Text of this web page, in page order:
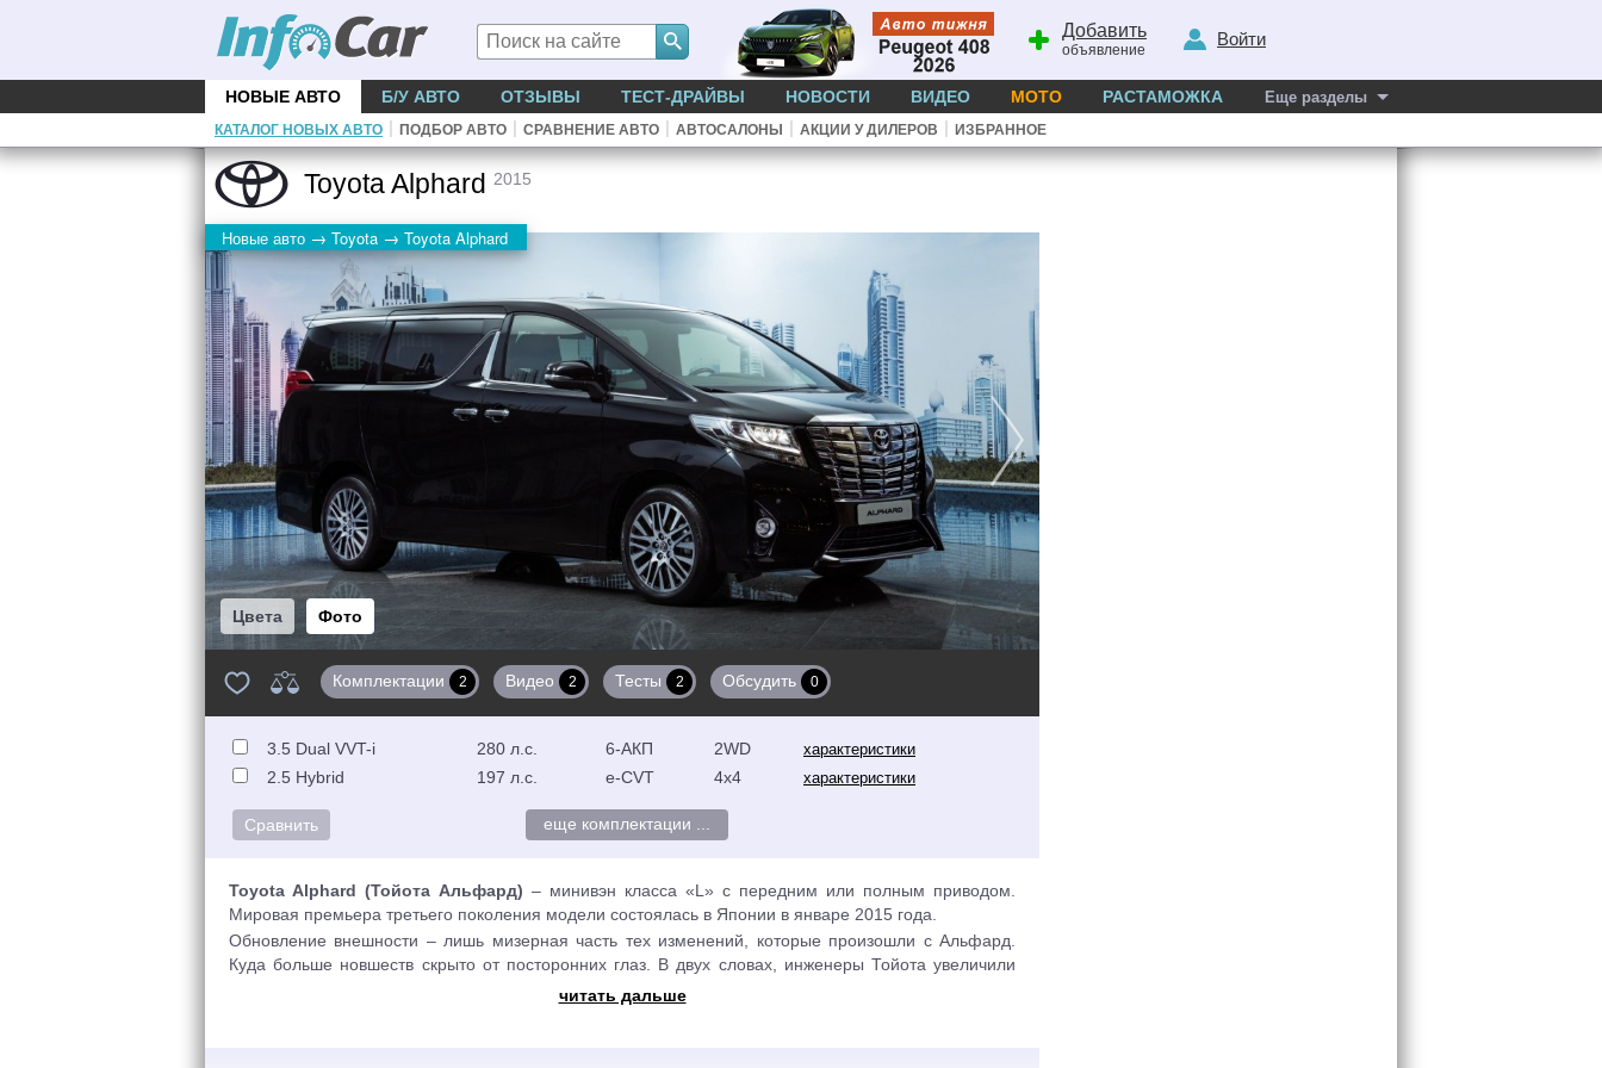
Добавить
объявление
Войти
НОВЫЕ АВТО Б/У АВТО ОТЗЫВЫ ТЕСТ-ДРАЙВЫ НОВОСТИ ВИДЕО МОТО РАСТАМОЖКА Еще разделы
КАТАЛОГ НОВЫХ АВТО | ПОДБОР АВТО | СРАВНЕНИЕ АВТО | АВТОСАЛОНЫ | АКЦИИ У ДИЛЕРОВ | ИЗБРАННОЕ
Toyota Alphard 2015
Новые авто → Toyota → Toyota Alphard
Цвета Фото
Комплектации 2 Видео 2 Тесты 2 Обсудить 0
3.5 Dual VVT-i 280 л.с. 6-АКП 2WD характеристики
2.5 Hybrid 197 л.с. e-CVT 4x4 характеристики
еще комплектации ...
Toyota Alphard (Тойота Альфард) – минивэн класса «L» с передним или полным приводом.
Мировая премьера третьего поколения модели состоялась в Японии в январе 2015 года.
Обновление внешности – лишь мизерная часть тех изменений, которые произошли с Альфард.
Куда больше новшеств скрыто от посторонних глаз. В двух словах, инженеры Тойота увеличили
читать дальше